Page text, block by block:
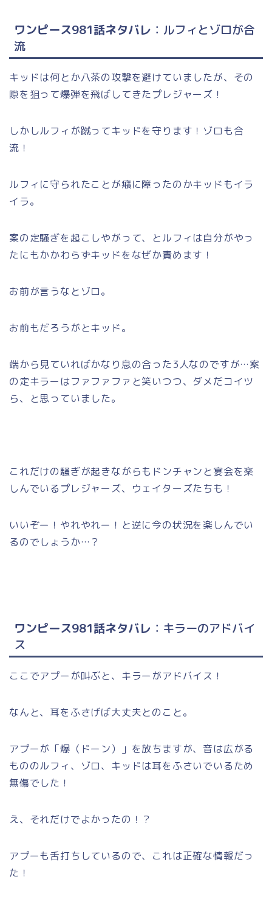
ワンピース981話ネタバレ ：ルフィとゾロが合
流
キッドは何とか八茶の攻撃を避けていましたが、その
隙を狙って爆弾を飛ばしてきたプレジャーズ！
しかしルフィが蹴ってキッドを守ります！ゾロも合
流！
ルフィに守られたことが癪に障ったのかキッドもイラ
イラ。
案の定騒ぎを起こしやがって、とルフィは自分がやっ
たにもかかわらずキッドをなぜか責めます！
お前が言うなとゾロ。
お前もだろうがとキッド。
端から見ていればかなり息の合った3人なのですが…案
の定キラーはファファファと笑いつつ、ダメだコイツ
ら、と思っていました。
これだけの騒ぎが起きながらもドンチャンと宴会を楽
しんでいるプレジャーズ、ウェイターズたちも！
いいぞー！やれやれー！と逆に今の状況を楽しんでい
るのでしょうか…？
ワンピース981話ネタバレ ：キラーのアドバイ
ス
ここでアプーが叫ぶと、キラーがアドバイス！
なんと、耳をふさげば大丈夫とのこと。
アプーが「爆（ドーン）」を放ちますが、音は広がる
もののルフィ、ゾロ、キッドは耳をふさいでいるため
無傷でした！
え、それだけでよかったの！？
アプーも舌打ちしているので、これは正確な情報だっ
た！